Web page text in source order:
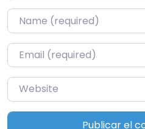
Name*
Email*
Website